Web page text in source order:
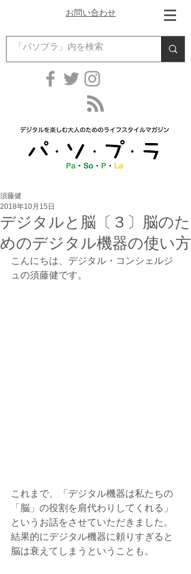
お問い合わせ
デジタルと脳〔３〕脳のた
めのデジタル機器の使い方
須藤健
2018年10月15日
こんにちは、デジタル・コンシェルジ
ュの須藤健です。
これまで、「デジタル機器は私たちの
「脳」の役割を肩代わりしてくれる」
というお話をさせていただきました。
結果的にデジタル機器に頼りすぎると
脳は衰えてしまうということも。